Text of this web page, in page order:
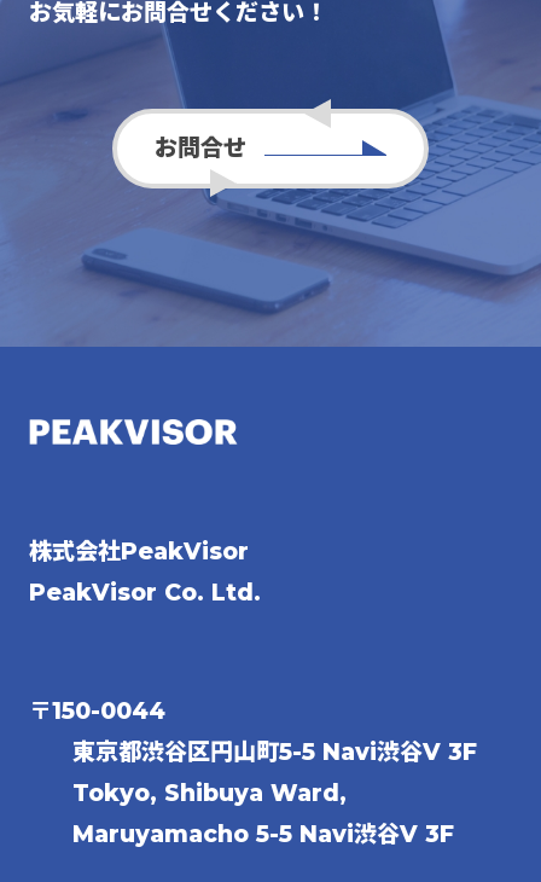
お気軽にお問合せください！
お問合せ
株式会社PeakVisor
PeakVisor Co. Ltd.
〒150-0044
東京都渋谷区円山町5-5 Navi渋谷V 3F
Tokyo, Shibuya Ward,
Maruyamacho 5-5 Navi渋谷V 3F